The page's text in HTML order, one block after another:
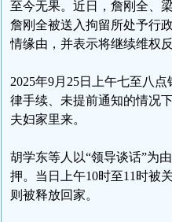
至今无果。近日，詹刚全、
詹刚全被送入拘留所处予行
情缘由，并表示将继续维权
2025年9月25日上午七至八
律手续、未提前通知的情况
夫妇家里来。
胡学东等人以“领导谈话”为
押。当日上午10时至11时被
则被释放回家。